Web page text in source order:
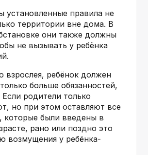
установленные правила не
территории вне дома. В
они также должны
не вызывать у ребёнка
взрослея, ребёнок должен
больше обязанностей,
родители только
но при этом оставляют все
которые были введены в
рано или поздно это
возмущения у ребёнка-